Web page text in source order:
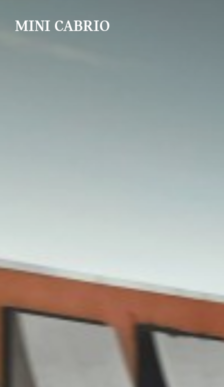
MINI CABRIO